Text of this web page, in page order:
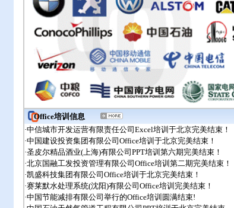
Office培训信息
·中信城市开发运营有限责任公司Excel培训于北京完美结束！
·中国建设投资集团有限公司Office培训于北京完美结束！
·圣皮尔精品酒业(上海)有限公司PPT培训第六期完美结束！
·北京国融工发投资管理有限公司Office培训第二期完美结束！
·凯盛科技集团有限公司Office培训于北京完美结束！
·赛莱默水处理系统(沈阳)有限公司Office培训完美结束！
·中国节能减排有限公司举行的Office培训圆满结束!